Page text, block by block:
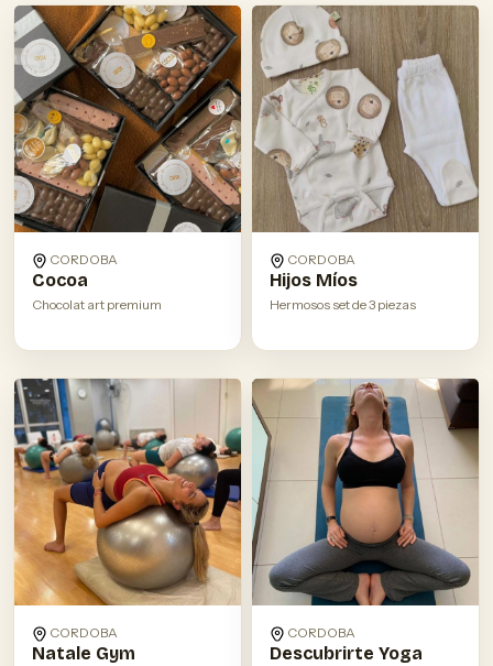
CORDOBA
Cocoa
Chocolat art premium
CORDOBA
Hijos Míos
Hermosos set de 3 piezas
CORDOBA
Natale Gym
CORDOBA
Descubrirte Yoga